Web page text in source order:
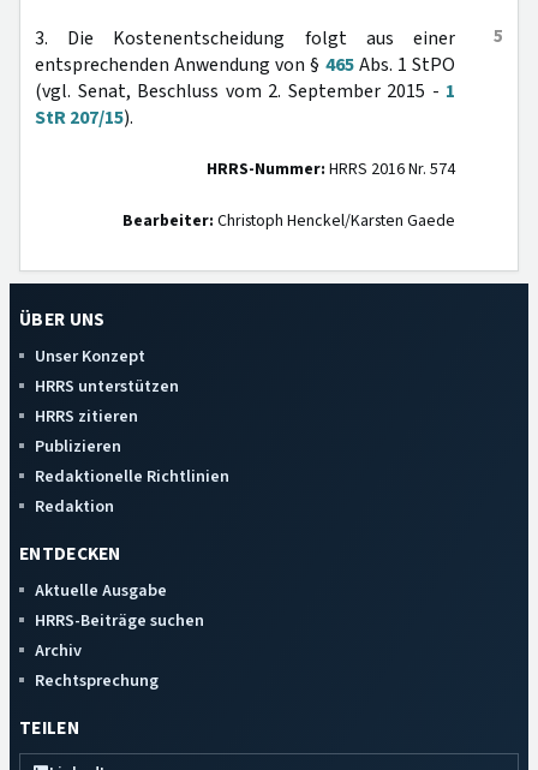
5
3. Die Kostenentscheidung folgt aus einer
entsprechenden Anwendung von § 465Abs. 1 StPO
(vgl. Senat, Beschluss vom 2. September 2015 - 1
StR 207/15).
HRRS-Nummer: HRRS 2016 Nr. 574
Bearbeiter: Christoph Henckel/Karsten Gaede
ÜBER UNS
Unser Konzept
HRRS unterstützen
HRRS zitieren
Publizieren
Redaktionelle Richtlinien
Redaktion
ENTDECKEN
Aktuelle Ausgabe
HRRS-Beiträge suchen
Archiv
Rechtsprechung
TEILEN